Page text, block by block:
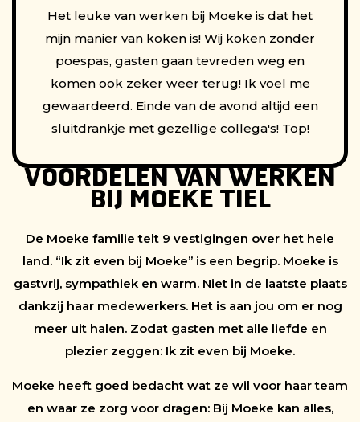
Het leuke van werken bij Moeke is dat het
mijn manier van koken is! Wij koken zonder
poespas, gasten gaan tevreden weg en
komen ook zeker weer terug! Ik voel me
gewaardeerd. Einde van de avond altijd een
sluitdrankje met gezellige collega's! Top!
VOORDELEN VAN WERKEN
BIJ MOEKE TIEL
De Moeke familie telt 9 vestigingen over het hele
land. “Ik zit even bij Moeke” is een begrip. Moeke is
gastvrij, sympathiek en warm. Niet in de laatste plaats
dankzij haar medewerkers. Het is aan jou om er nog
meer uit halen. Zodat gasten met alle liefde en
plezier zeggen: Ik zit even bij Moeke.
Moeke heeft goed bedacht wat ze wil voor haar team
en waar ze zorg voor dragen: Bij Moeke kan alles,